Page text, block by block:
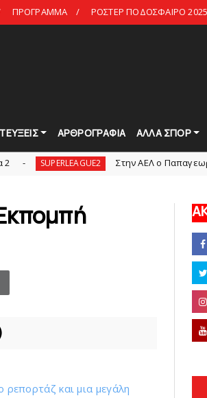
ΠΡΟΓΡΑΜΜΑ ΡΟΣΤΕΡ ΠΟΔΟΣΦΑΙΡΟ
ΑΡΘΡΟΓΡΑΦΙΑ ΑΛΛΑ ΣΠΟΡ
Στην AEΛ ο Παπαγεωργίου
και μια μεγάλη